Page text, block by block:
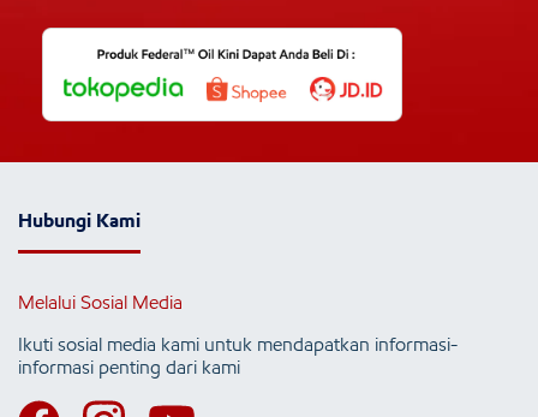
Hubungi Kami
Melalui Sosial Media
Ikuti sosial media kami untuk mendapatkan informasi-
informasi penting dari kami